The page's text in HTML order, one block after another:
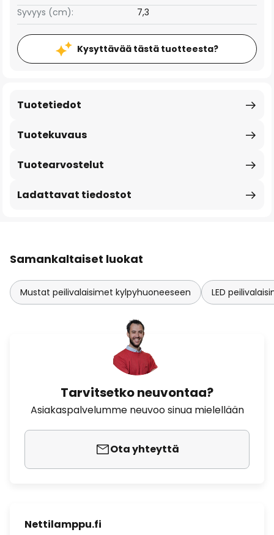
Syvyys (cm):
7,3
Kysyttävää tästä tuotteesta?
Tuotekuvaus
Tuotetiedot
Tuotearvostelut
Ladattavat tiedostot
Samankaltaiset luokat
Mustat peilivalaisimet kylpyhuoneeseen LED
Tarvitsetko neuvontaa?
Asiakaspalvelumme neuvoo sinua mielellään
Ota yhteyttä
Nettilamppu.fi